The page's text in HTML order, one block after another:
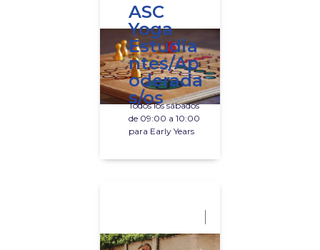
ASC
Yoga
Estudia
ntes/Ap
oderada
s/os
Todos los sábados
de 09:00 a 10:00
para Early Years